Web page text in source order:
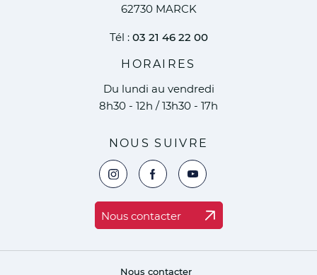
62730 MARCK
Tél : 03 21 46 22 00
HORAIRES
Du lundi au vendredi
8h30 - 12h / 13h30 - 17h
NOUS SUIVRE
Voir la page Instagram de la ville de
Voir la page Facebook de la ville
Voir le compte YouTube
Nous contacter
Nous contacter